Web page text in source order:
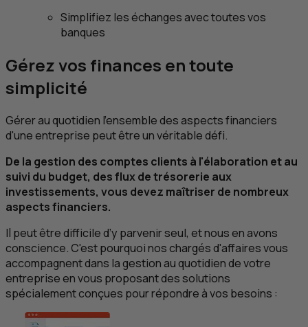
Simplifiez les échanges avec toutes vos
banques
Gérez vos finances en toute
simplicité
Gérer au quotidien l'ensemble des aspects financiers
d'une entreprise peut être un véritable défi.
De la gestion des comptes clients à l'élaboration et au
suivi du budget, des flux de trésorerie aux
investissements, vous devez maîtriser de nombreux
aspects financiers.
Il peut être difficile d’y parvenir seul, et nous en avons
conscience. C'est pourquoi nos chargés d'affaires vous
accompagnent dans la gestion au quotidien de votre
entreprise en vous proposant des solutions
spécialement conçues pour répondre à vos besoins :